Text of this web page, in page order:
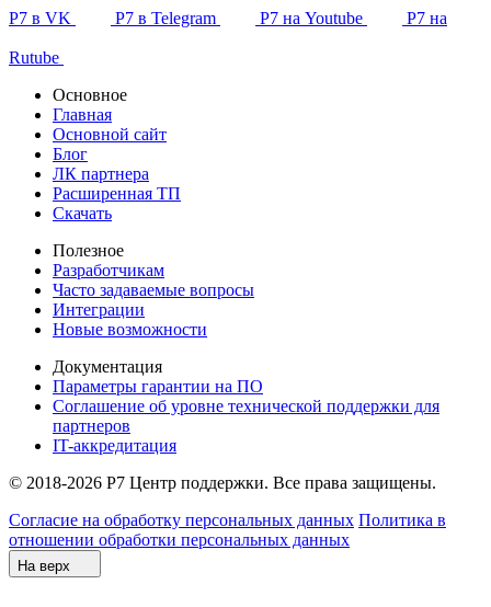
Р7 в VK Р7 в Telegram Р7 на Youtube Р7 на
Rutube
Основное
Главная
Основной сайт
Блог
ЛК партнера
Расширенная ТП
Скачать
Полезное
Разработчикам
Часто задаваемые вопросы
Интеграции
Новые возможности
Документация
Параметры гарантии на ПО
Соглашение об уровне технической поддержки для
партнеров
IT-аккредитация
© 2018-2026 Р7 Центр поддержки. Все права защищены.
Согласие на обработку персональных данных Политика в
отношении обработки персональных данных
На верх